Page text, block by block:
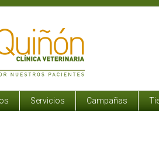
Servicios Campañas